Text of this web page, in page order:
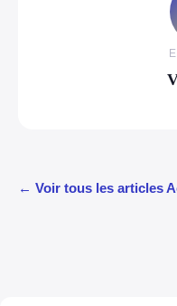
← Voir tous les articles